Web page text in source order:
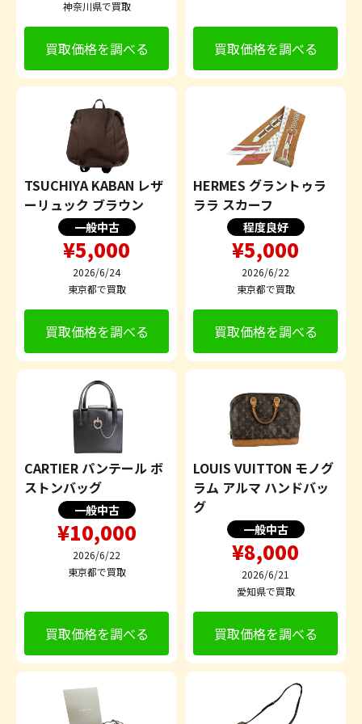
神奈川県で買取
買取価格を調べる 買取価格を調べる
TSUCHIYA KABAN レザ
ーリュック ブラウン
一般中古
¥5,000
2026/6/24
東京都で買取
買取価格を調べる
HERMES グラントゥラ
ララ スカーフ
程度良好
¥5,000
2026/6/22
東京都で買取
買取価格を調べる
CARTIER パンテール ボ
ストンバッグ
一般中古
¥10,000
2026/6/22
東京都で買取
買取価格を調べる
LOUIS VUITTON モノグ
ラム アルマ ハンドバッ
グ
一般中古
¥8,000
2026/6/21
愛知県で買取
買取価格を調べる